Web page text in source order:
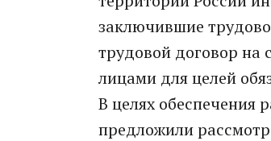
заключившие
трудовой договор на
лицами для целей
В целях обеспечения
предложили